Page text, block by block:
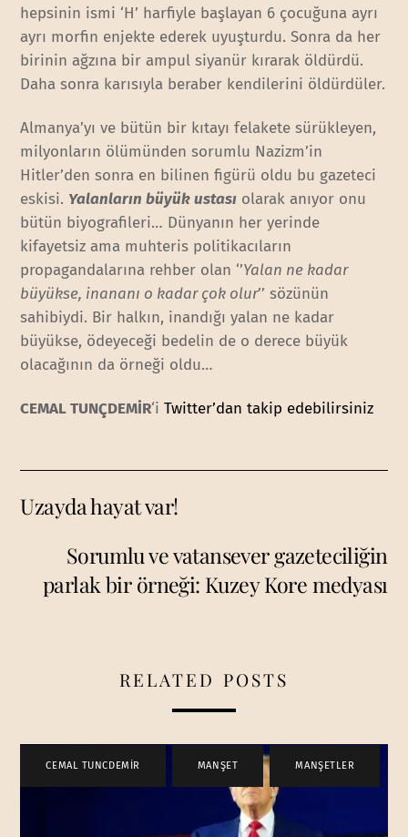
hepsinin ismi ‘H’ harfiyle başlayan 6 çocuğuna ayrı
ayrı morfin enjekte ederek uyuşturdu. Sonra da her
birinin ağzına bir ampul siyanür kırarak öldürdü.
Daha sonra karısıyla beraber kendilerini öldürdüler.
Almanya’yı ve bütün bir kıtayı felakete sürükleyen,
milyonların ölümünden sorumlu Nazizm’in
Hitler’den sonra en bilinen figürü oldu bu gazeteci
eskisi. Yalanların büyük ustası olarak anıyor onu
bütün biyografileri… Dünyanın her yerinde
kifayetsiz ama muhteris politikacıların
propagandalarına rehber olan ‘’Yalan ne kadar
büyükse, inananı o kadar çok olur’’ sözünün
sahibiydi. Bir halkın, inandığı yalan ne kadar
büyükse, ödeyeceği bedelin de o derece büyük
olacağının da örneği oldu…
CEMAL TUNÇDEMİR‘iTwitter’dan takip edebilirsiniz
Uzayda hayat var!
Sorumlu ve vatansever gazeteciliğin
parlak bir örneği: Kuzey Kore medyası
RELATED POSTS
CEMAL TUNCDEMİR MANŞET , MANŞETLER